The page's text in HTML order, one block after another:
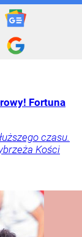
Fortuna
czasu.
Kości